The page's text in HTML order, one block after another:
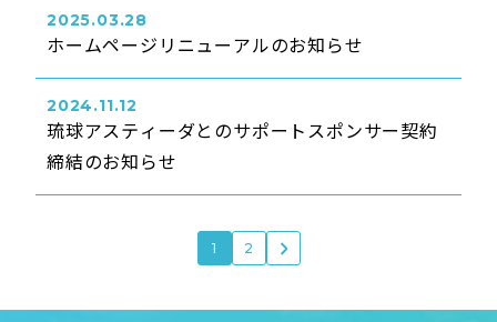
2025.03.28
ホームページリニューアルのお知らせ
2024.11.12
琉球アスティーダとのサポートスポンサー契約
締結のお知らせ
1 2